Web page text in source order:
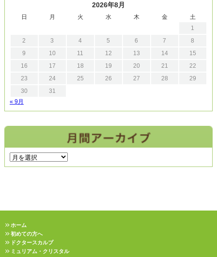
2026年8月
日 月 火 水 木 金
土
1
2
3 4 5 6 7
8
9
10 11 12 13 14
15
16
17 18 19 20 21
22
23
24 25 26 27 28
29
30
31
« 9月
ホーム
初めての方へ
ドクタースカルプ
ミュリアム・クリスタル